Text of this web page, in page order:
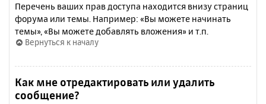
Перечень ваших прав доступа находится внизу страниц
форума или темы. Например: «Вы можете начинать
темы», «Вы можете добавлять вложения» и т.п.
Вернуться к началу
Как мне отредактировать или удалить
сообщение?